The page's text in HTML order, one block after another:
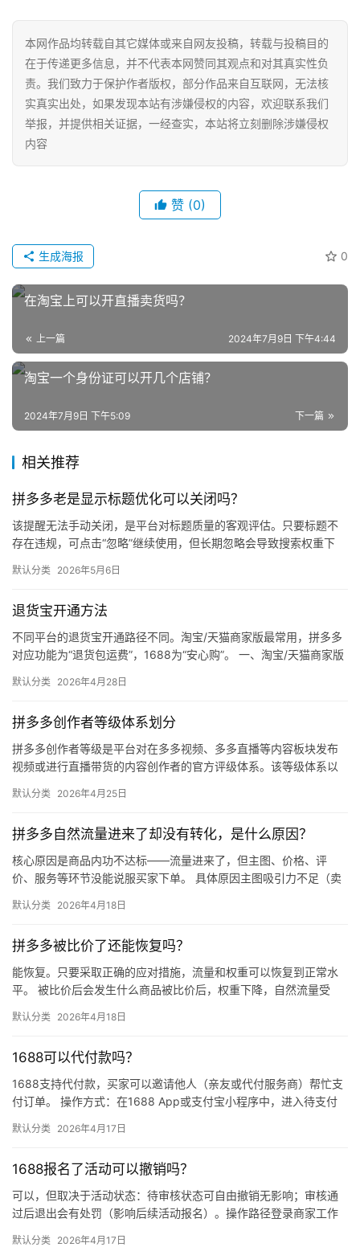
网
运
营
境
电
商
自
媒
体
区
本网作品均转载自其它媒体或来自网友投稿，转载与投稿目的
在于传递更多信息，并不代表本网赞同其观点和对其真实性负
责。我们致力于保护作者版权，部分作品来自互联网，无法核
实真实出处，如果发现本站有涉嫌侵权的内容，欢迎联系我们
举报，并提供相关证据，一经查实，本站将立刻删除涉嫌侵权
内容
赞 (0)
0
生成海报
在淘宝上可以开直播卖货吗？
上一篇 2024年7月9日 下午4:44
淘宝一个身份证可以开几个店铺？
下一篇
2024年7月9日 下午5:09
相关推荐
拼多多老是显示标题优化可以关闭吗？
该提醒无法手动关闭，是平台对标题质量的客观评估。只要标题不
存在违规，可点击“忽略”继续使用，但长期忽略会导致搜索权重下
默认分类 2026年5月6日
退货宝开通方法
不同平台的退货宝开通路径不同。淘宝/天猫商家版最常用，拼多多
对应功能为“退货包运费”，1688为“安心购”。 一、淘宝/天猫商家版
默认分类 2026年4月28日
拼多多创作者等级体系划分
拼多多创作者等级是平台对在多多视频、多多直播等内容板块发布
视频或进行直播带货的内容创作者的官方评级体系。该等级体系以
同等级…
默认分类 2026年4月25日
拼多多自然流量进来了却没有转化，是什么原因？
核心原因是商品内功不达标——流量进来了，但主图、价格、评
价、服务等环节没能说服买家下单。 具体原因主图吸引力不足（卖
评少、…
默认分类 2026年4月18日
拼多多被比价了还能恢复吗？
能恢复。只要采取正确的应对措施，流量和权重可以恢复到正常水
平。 被比价后会发生什么商品被比价后，权重下降，自然流量受
网价格…
默认分类 2026年4月18日
1688可以代付款吗？
1688支持代付款，买家可以邀请他人（亲友或代付服务商）帮忙支
付订单。 操作方式：在1688 App或支付宝小程序中，进入待支付
默认分类 2026年4月17日
1688报名了活动可以撤销吗？
可以，但取决于活动状态：待审核状态可自由撤销无影响；审核通
过后退出会有处罚（影响后续活动报名）。操作路径登录商家工作
默认分类 2026年4月17日